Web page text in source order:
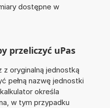
dostępne w
przeliczyć uPas
oryginalną jednostką
pełną nazwę jednostki
określa
w tym przypadku